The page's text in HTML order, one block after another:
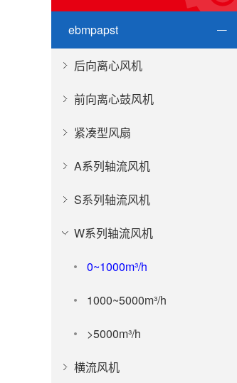
ebmpapst
后向离心风机
前向离心鼓风机
紧凑型风扇
A系列轴流风机
S系列轴流风机
W系列轴流风机
0~1000m³/h
1000~5000m³/h
>5000m³/h
横流风机